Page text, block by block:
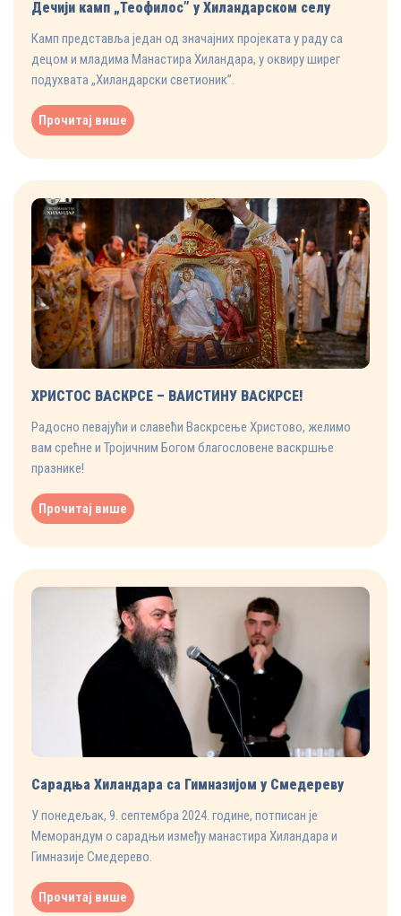
Дечији камп „Теофилос” у Хиландарском селу
Камп представља један од значајних пројеката у раду са
децом и младима Манастира Хиландара, у оквиру ширег
подухвата „Хиландарски светионик”.
Прочитај више
ХРИСТОС ВАСКРСЕ – ВАИСТИНУ ВАСКРСЕ!
Радосно певајући и славећи Васкрсење Христово, желимо
вам срећне и Тројичним Богом благословене васкршње
празнике!
Прочитај више
Сарадња Хиландара са Гимназијом у Смедереву
У понедељак, 9. септембра 2024. године, потписан је
Меморандум о сарадњи између манастира Хиландара и
Гимназије Смедерево.
Прочитај више